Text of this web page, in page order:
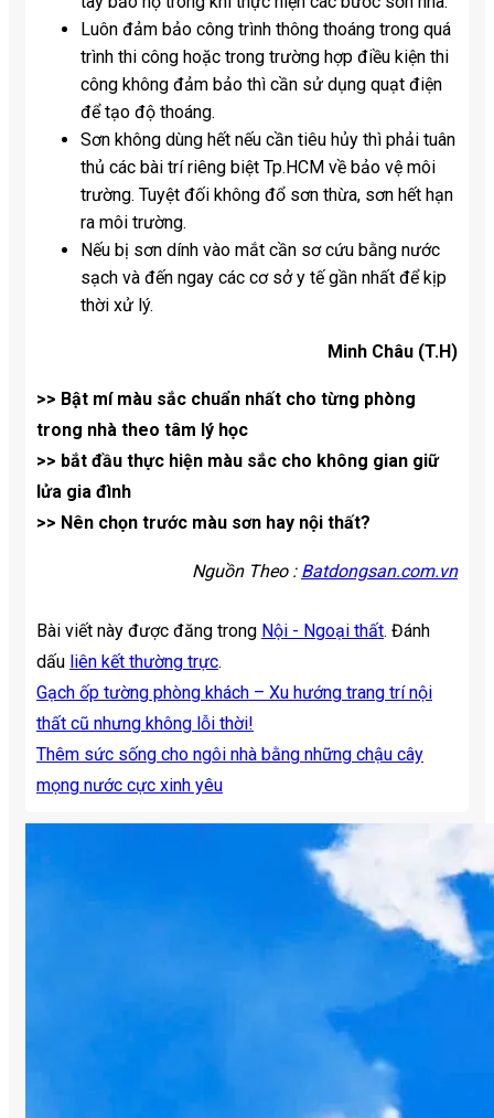
Luôn đảm bảo công trình thông thoáng trong quá
trình thi công hoặc trong trường hợp điều kiện thi
công không đảm bảo thì cần sử dụng quạt điện
để tạo độ thoáng.
Sơn không dùng hết nếu cần tiêu hủy thì phải tuân
thủ các bài trí riêng biệt Tp.HCM về bảo vệ môi
trường. Tuyệt đối không đổ sơn thừa, sơn hết hạn
ra môi trường.
Nếu bị sơn dính vào mắt cần sơ cứu bằng nước
sạch và đến ngay các cơ sở y tế gần nhất để kịp
thời xử lý.
Minh Châu (T.H)
>> Bật mí màu sắc chuẩn nhất cho từng phòng
trong nhà theo tâm lý học
>> bắt đầu thực hiện màu sắc cho không gian giữ
lửa gia đình
>> Nên chọn trước màu sơn hay nội thất?
Nguồn Theo : Batdongsan.com.vn
Bài viết này được đăng trong Nội - Ngoại thất. Đánh
dấu liên kết thường trực.
Gạch ốp tường phòng khách – Xu hướng trang trí nội
thất cũ nhưng không lỗi thời!
Thêm sức sống cho ngôi nhà bằng những chậu cây
mọng nước cực xinh yêu